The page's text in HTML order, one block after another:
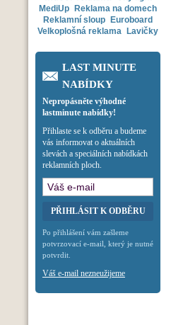
MediUp
Reklama na domech
Reklamní sloup
Euroboard
Velkoplošná reklama
Lavičky
LAST MINUTE
NABÍDKY
Nepropásněte výhodné
lastminute nabídky!
Přihlaste se k odběru a budeme
vás informovat o aktuálních
slevách a speciálních nabídkách
reklamních ploch.
Po přihlášení vám zašleme
potvrzovací e-mail, který je nutné
potvrdit.
Váš e-mail nezneužijeme